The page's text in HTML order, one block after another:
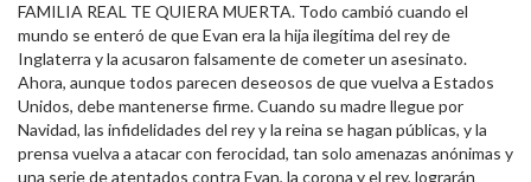
FAMILIA REAL TE QUIERA MUERTA. Todo cambió cuando el
mundo se enteró de que Evan era la hija ilegítima del rey de
Inglaterra y la acusaron falsamente de cometer un asesinato.
Ahora, aunque todos parecen deseosos de que vuelva a Estados
Unidos, debe mantenerse firme. Cuando su madre llegue por
Navidad, las infidelidades del rey y la reina se hagan públicas, y la
prensa vuelva a atacar con ferocidad, tan solo amenazas anónimas y
una serie de atentados contra Evan, la corona y el rey, lograrán